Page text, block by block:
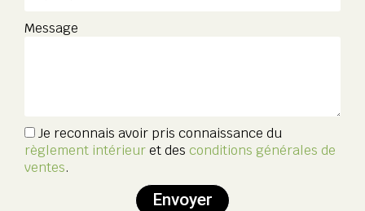
Message
Je reconnais avoir pris connaissance du
règlement intérieuret des conditions générales de
ventes.
Envoyer